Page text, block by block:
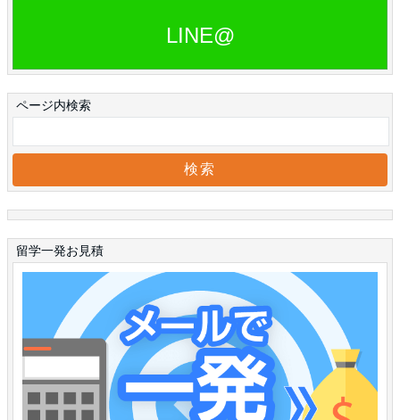
LINE@
ページ内検索
留学一発お見積